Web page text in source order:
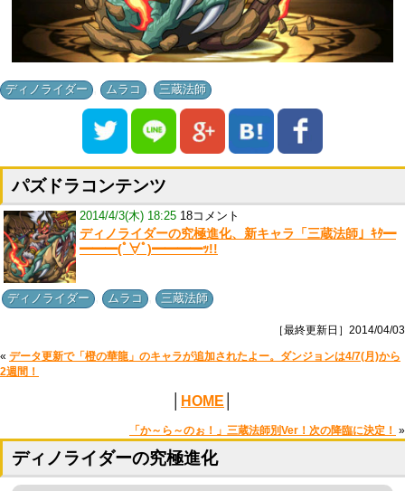
ディノライダー ムラコ 三蔵法師
パズドラコンテンツ
2014/4/3(木) 18:25 18コメント
ディノライダーの究極進化、新キャラ「三蔵法師」ｷﾀ━
━━━(ﾟ∀ﾟ)━━━━ｯ!!
ディノライダー ムラコ 三蔵法師
［最終更新日］2014/04/03
« データ更新で「橙の華龍」のキャラが追加されたよー。ダンジョンは4/7(月)から
2週間！
HOME
「か～ら～のぉ！」三蔵法師別Ver！次の降臨に決定！ »
ディノライダーの究極進化